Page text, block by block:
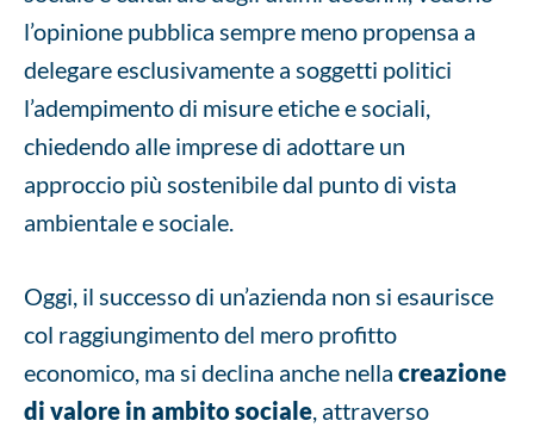
l’opinione pubblica sempre meno propensa a
delegare esclusivamente a soggetti politici
l’adempimento di misure etiche e sociali,
chiedendo alle imprese di adottare un
approccio più sostenibile dal punto di vista
ambientale e sociale.
Oggi, il successo di un’azienda non si esaurisce
col raggiungimento del mero profitto
economico, ma si declina anche nella creazione
di valore in ambito sociale, attraverso